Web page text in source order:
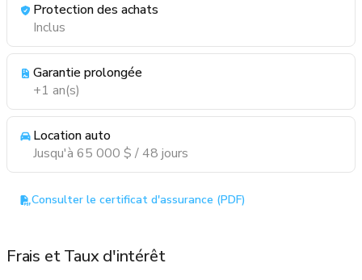
Protection des achats
Inclus
Garantie prolongée
+1 an(s)
Location auto
Jusqu'à 65 000 $ / 48 jours
Consulter le certificat d'assurance (PDF)
Frais et Taux d'intérêt